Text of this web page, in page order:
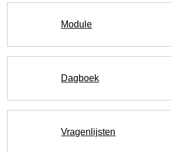
Module
Dagboek
Vragenlijsten